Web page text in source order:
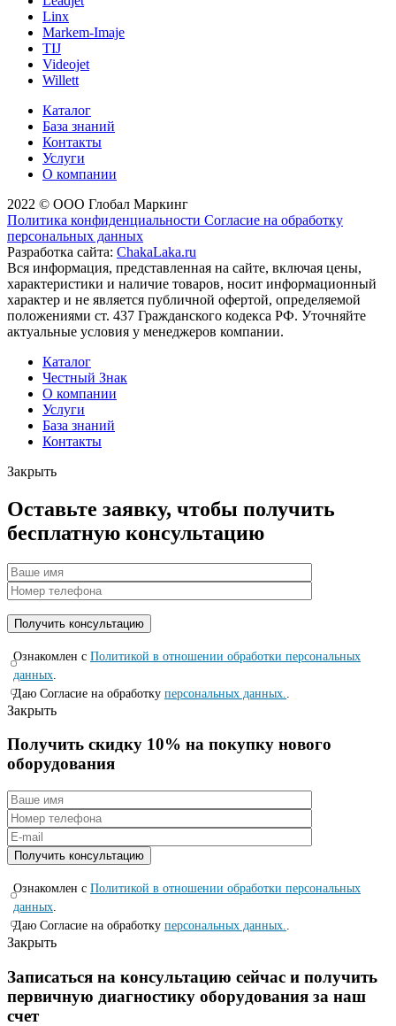
Linx
Markem-Imaje
TIJ
Videojet
Willett
Каталог
База знаний
Контакты
Услуги
О компании
2022 © ООО Глобал Маркинг
Политика конфиденциальности Согласие на обработку
персональных данных
Разработка сайта: ChakaLaka.ru
Вся информация, представленная на сайте, включая цены,
характеристики и наличие товаров, носит информационный
характер и не является публичной офертой, определяемой
положениями ст. 437 Гражданского кодекса РФ. Уточняйте
актуальные условия у менеджеров компании.
Каталог
Честный Знак
О компании
Услуги
База знаний
Контакты
Закрыть
Оставьте заявку, чтобы получить
бесплатную консультацию
Ознакомлен с Политикой в отношении обработки персональных
данных
Даю Согласие на обработку персональных данных.
Закрыть
Получить скидку 10% на покупку нового
оборудования
Ознакомлен с Политикой в отношении обработки персональных
данных
Даю Согласие на обработку персональных данных.
Закрыть
Записаться на консyльтацию сейчас и полyчить
первичную диагностикy оборyдования за наш
счет